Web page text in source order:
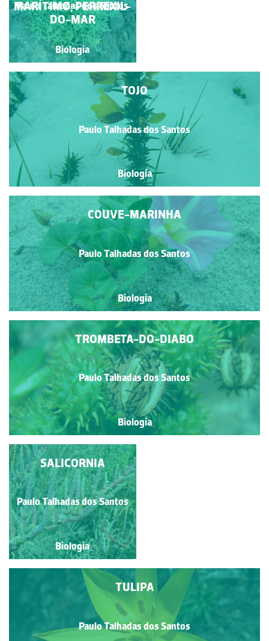
Silva
Biologia
MARÍTIMO; PERREXIL-
DO-MAR
Paulo Talhadas dos Santos
Biologia
TOJO
Paulo Talhadas dos Santos
Biologia
COUVE-MARINHA
Paulo Talhadas dos Santos
Biologia
TROMBETA-DO-DIABO
Paulo Talhadas dos Santos
Biologia
CARQUEJA
Paulo Talhadas dos Santos
Biologia
TULIPA
Paulo Talhadas dos Santos
SALICORNIA
Paulo Talhadas dos Santos
Biologia